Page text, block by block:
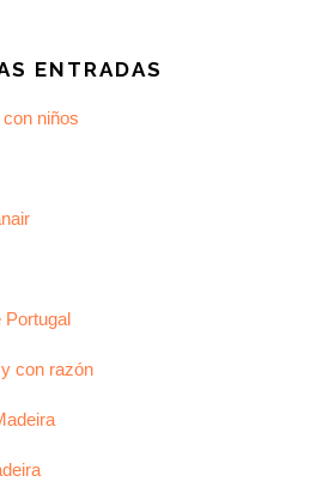
ENTRADAS
niños
Portugal
con razón